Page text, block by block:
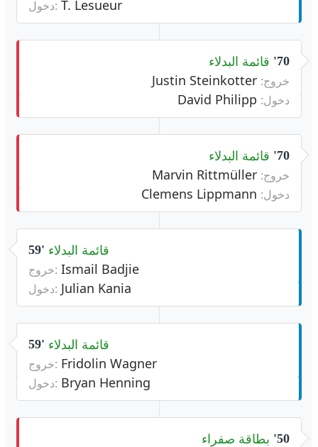
دخول: T. Lesueur
70' قائمة البدلاء
خروج:
دخول:
70' قائمة البدلاء
خروج:
دخول:
59' قائمة البدلاء
خروج: Ismail Badjie
دخول: Julian Kania
59' قائمة البدلاء
خروج: Fridolin Wagner
دخول: Bryan Henning
50' بطاقة صفراء